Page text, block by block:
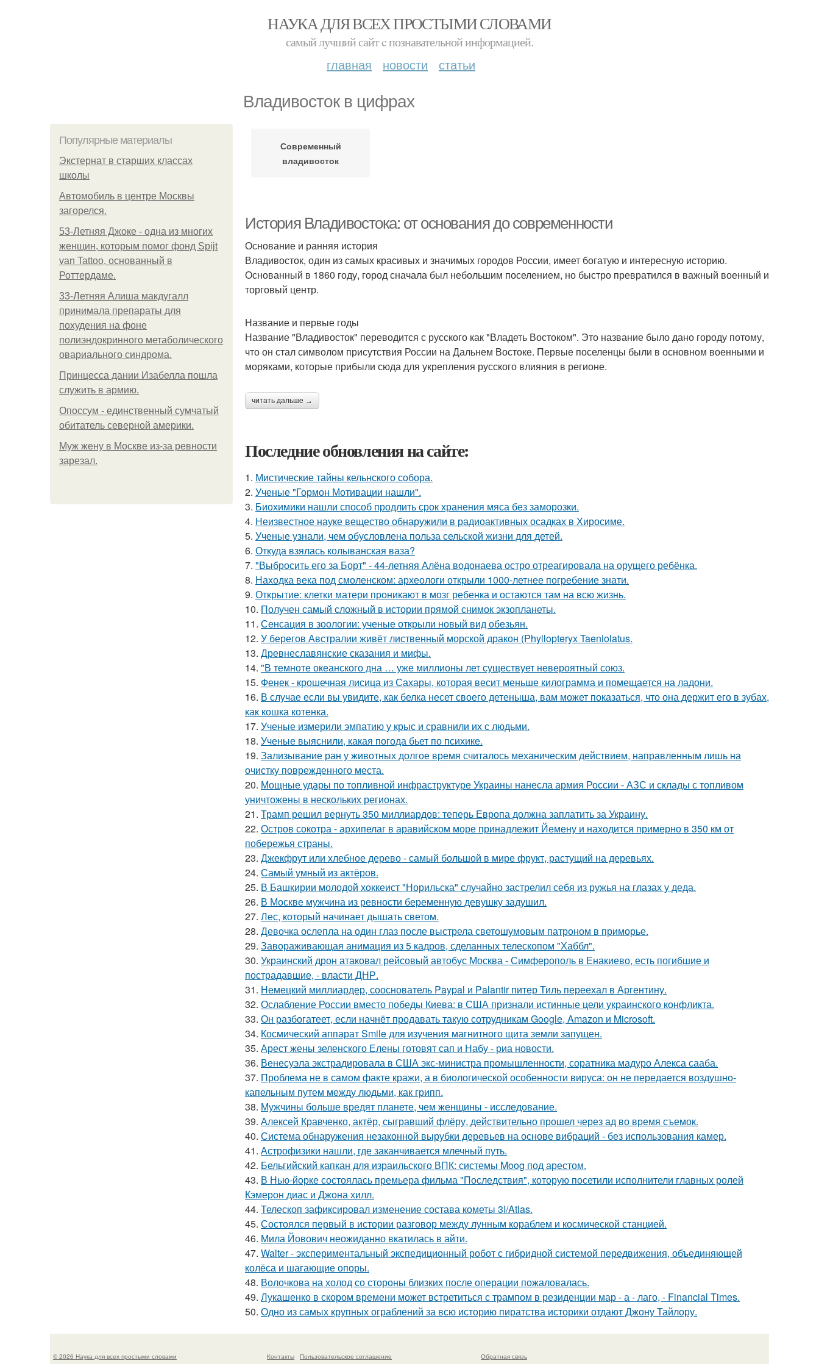
НАУКА ДЛЯ ВСЕХ ПРОСТЫМИ СЛОВАМИ
самый лучший сайт c познавательной информацией.
главная новости статьи
Владивосток в цифрах
Популярные материалы
Экстернат в старших классах
школы
Автомобиль в центре Москвы
загорелся.
53-Летняя Джоке - одна из многих
женщин, которым помог фонд Spijt
van Tattoo, основанный в
Роттердаме.
33-Летняя Алиша макдугалл
принимала препараты для
похудения на фоне
полиэндокринного метаболического
овариального синдрома.
Принцесса дании Изабелла пошла
служить в армию.
Опоссум - единственный сумчатый
обитатель северной америки.
Mуж жену в Москве из-за ревности
зарезал.
Современный
владивосток
История Владивостока: от основания до современности
Основание и ранняя история
Владивосток, один из самых красивых и значимых городов России, имеет богатую и интересную историю.
Основанный в 1860 году, город сначала был небольшим поселением, но быстро превратился в важный военный и
торговый центр.
Название и первые годы
Название "Владивосток" переводится с русского как "Владеть Востоком". Это название было дано городу потому,
что он стал символом присутствия России на Дальнем Востоке. Первые поселенцы были в основном военными и
моряками, которые прибыли сюда для укрепления русского влияния в регионе.
читать дальше →
Последние обновления на сайте:
1. Мистические тайны кельнского собора.
2. Ученые "Гормон Мотивации нашли".
3. Биохимики нашли способ продлить срок хранения мяса без заморозки.
4. Неизвестное науке вещество обнаружили в радиоактивных осадках в Хиросиме.
5. Ученые узнали, чем обусловлена польза сельской жизни для детей.
6. Откуда взялась колыванская ваза?
7. "Выбросить его за Борт" - 44-летняя Алёна водонаева остро отреагировала на орущего ребёнка.
8. Находка века под смоленском: археологи открыли 1000-летнее погребение знати.
9. Открытие: клетки матери проникают в мозг ребенка и остаются там на всю жизнь.
10. Получен самый сложный в истории прямой снимок экзопланеты.
11. Сенсация в зоологии: ученые открыли новый вид обезьян.
12. У берегов Австралии живёт лиственный морской дракон (Phyllopteryx Taeniolatus.
13. Древнеславянские сказания и мифы.
14. "В темноте океанского дна … уже миллионы лет существует невероятный союз.
15. Фенек - крошечная лисица из Сахары, которая весит меньше килограмма и помещается на ладони.
16. В случае если вы увидите, как белка несет своего детеныша, вам может показаться, что она держит его в зубах,
как кошка котенка.
17. Ученые измерили эмпатию у крыс и сравнили их с людьми.
18. Ученые выяснили, какая погода бьет по психике.
19. Зализывание ран у животных долгое время считалось механическим действием, направленным лишь на
очистку поврежденного места.
20. Мощные удары по топливной инфраструктуре Украины нанесла армия России - АЗС и склады с топливом
уничтожены в нескольких регионах.
21. Трамп решил вернуть 350 миллиардов: теперь Европа должна заплатить за Украину.
22. Остров сокотра - архипелаг в аравийском море принадлежит Йемену и находится примерно в 350 км от
побережья страны.
23. Джекфрут или хлебное дерево - самый большой в мире фрукт, растущий на деревьях.
24. Самый умный из актёров.
25. В Башкирии молодой хоккеист "Норильска" случайно застрелил себя из ружья на глазах у деда.
26. В Москве мужчина из ревности беременную девушку задушил.
27. Лес, который начинает дышать светом.
28. Девочка ослепла на один глаз после выстрела светошумовым патроном в приморье.
29. Завораживающая анимация из 5 кадров, сделанных телескопом "Хаббл".
30. Украинский дрон атаковал рейсовый автобус Москва - Симферополь в Енакиево, есть погибшие и
пострадавшие, - власти ДНР.
31. Немецкий миллиардер, сооснователь Paypal и Palantir питер Тиль переехал в Аргентину.
32. Ослабление России вместо победы Киева: в США признали истинные цели украинского конфликта.
33. Он разбогатеет, если начнёт продавать такую сотрудникам Google, Amazon и Microsoft.
34. Космический аппарат Smile для изучения магнитного щита земли запущен.
35. Арест жены зеленского Елены готовят сап и Набу - риа новости.
36. Венесуэла экстрадировала в США экс-министра промышленности, соратника мадуро Алекса сааба.
37. Проблема не в самом факте кражи, а в биологической особенности вируса: он не передается воздушно-
капельным путем между людьми, как грипп.
38. Мужчины больше вредят планете, чем женщины - исследование.
39. Алексей Кравченко, актёр, сыгравший флёру, действительно прошел через ад во время съемок.
40. Система обнаружения незаконной вырубки деревьев на основе вибраций - без использования камер.
41. Астрофизики нашли, где заканчивается млечный путь.
42. Бельгийский капкан для израильского ВПК: системы Moog под арестом.
43. В Нью-йорке состоялась премьера фильма "Последствия", которую посетили исполнители главных ролей
Кэмерон диас и Джона хилл.
44. Телескоп зафиксировал изменение состава кометы 3I/Atlas.
45. Состоялся первый в истории разговор между лунным кораблем и космической станцией.
46. Мила Йовович неожиданно вкатилась в айти.
47. Walter - экспериментальный экспедиционный робот с гибридной системой передвижения, объединяющей
колёса и шагающие опоры.
48. Волочкова на холод со стороны близких после операции пожаловалась.
49. Лукашенко в скором времени может встретиться с трампом в резиденции мар - а - лаго, - Financial Times.
50. Одно из самых крупных ограблений за всю историю пиратства историки отдают Джону Тайлору.
© 2026 Наука для всех простыми словами Контакты Пользовательское соглашение Обратная связь